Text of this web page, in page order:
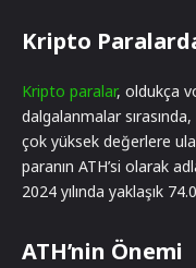
Kripto
Kripto paralar, oldukça
dalgalanmalar
çok yüksek değerlere
paranın ATH’si olarak
2024 yılında yaklaşık
ATH’nin Önemi